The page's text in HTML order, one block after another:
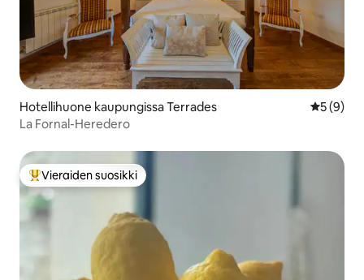
Hotellihuone kaupungissa Terrades
5 (9)
La Fornal-Heredero
Vieraiden suosikkien parhaimmistoa
Vieraiden suosikki